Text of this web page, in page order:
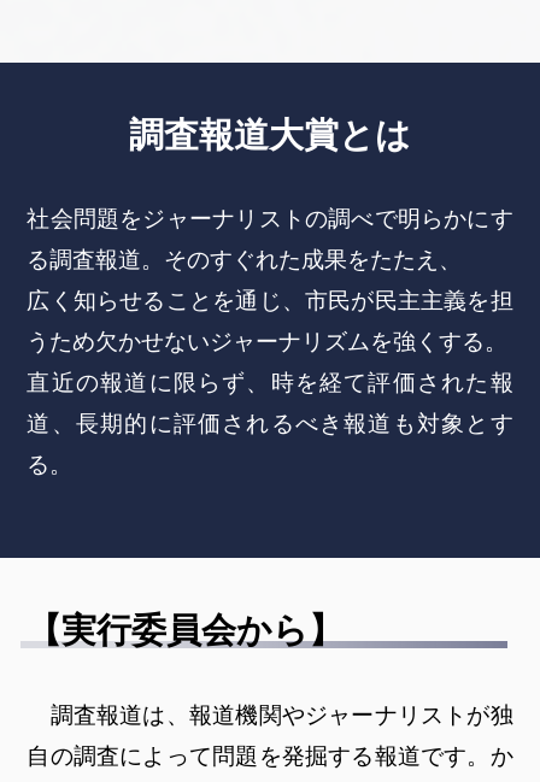
調査報道大賞とは
社会問題をジャーナリストの調べで明らかにす
る調査報道。そのすぐれた成果をたたえ、
広く知らせることを通じ、市民が民主主義を担
うため欠かせないジャーナリズムを強くする。
直近の報道に限らず、時を経て評価された報
道、長期的に評価されるべき報道も対象とす
る。
【実行委員会から】
調査報道は、報道機関やジャーナリストが独
自の調査によって問題を発掘する報道です。か